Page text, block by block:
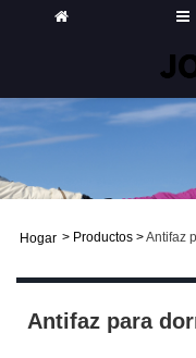
Hogar > Productos >Antifaz
Antifaz para